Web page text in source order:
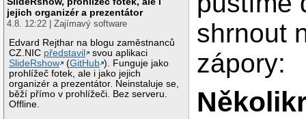
jejich organizér a prezentátor
4.8. 12:22 | Zajímavý software
Edvard Rejthar na blogu zaměstnanců
CZ.NIC představil
svou aplikaci
SlideRshow
(GitHub ). Funguje jako
prohlížeč fotek, ale i jako jejich
organizér a prezentátor. Neinstaluje se,
běží přímo v prohlížeči. Bez serveru.
Offline.
shrnout
zápory: